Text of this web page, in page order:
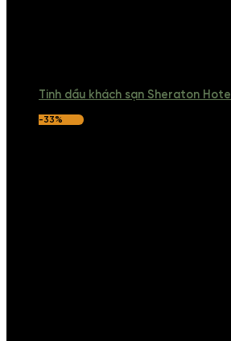
Tinh dầu khách sạn Sheraton Hotel
-33%